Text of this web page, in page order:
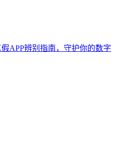
APP辨别指南，守护你的数字